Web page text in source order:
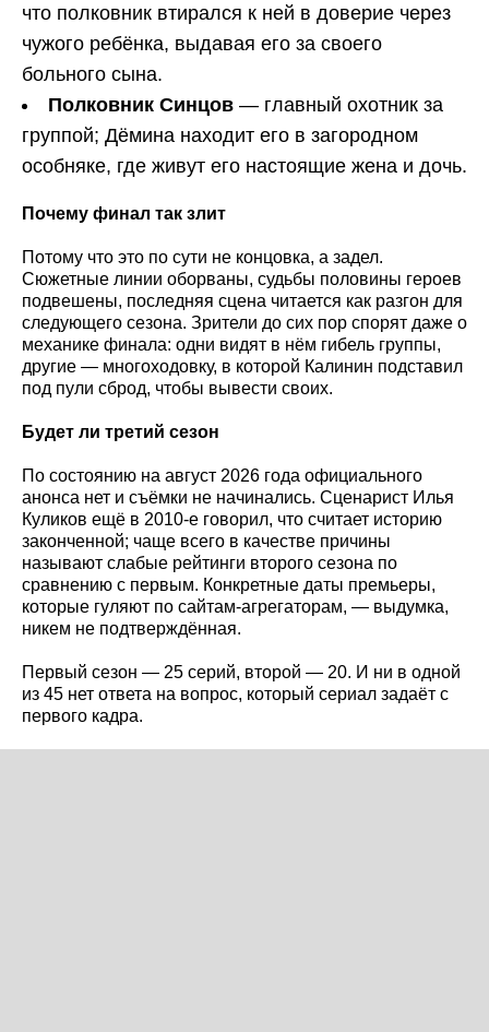
что полковник втирался к ней в доверие через
чужого ребёнка, выдавая его за своего
больного сына.
Полковник Синцов — главный охотник за
группой; Дёмина находит его в загородном
особняке, где живут его настоящие жена и дочь.
Почему финал так злит
Потому что это по сути не концовка, а задел.
Сюжетные линии оборваны, судьбы половины героев
подвешены, последняя сцена читается как разгон для
следующего сезона. Зрители до сих пор спорят даже о
механике финала: одни видят в нём гибель группы,
другие — многоходовку, в которой Калинин подставил
под пули сброд, чтобы вывести своих.
Будет ли третий сезон
По состоянию на август 2026 года официального
анонса нет и съёмки не начинались. Сценарист Илья
Куликов ещё в 2010-е говорил, что считает историю
законченной; чаще всего в качестве причины
называют слабые рейтинги второго сезона по
сравнению с первым. Конкретные даты премьеры,
которые гуляют по сайтам-агрегаторам, — выдумка,
никем не подтверждённая.
Первый сезон — 25 серий, второй — 20. И ни в одной
из 45 нет ответа на вопрос, который сериал задаёт с
первого кадра.